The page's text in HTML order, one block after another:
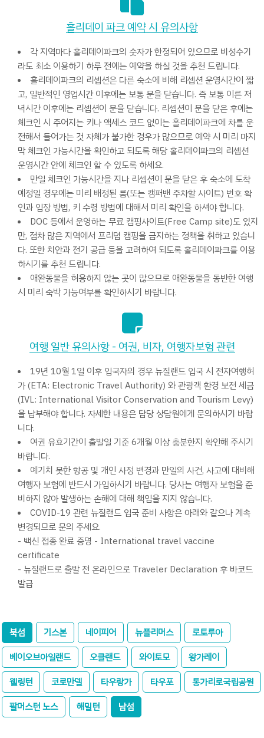
홀리데이 파크 예약 시 유의사항
각 지역마다 홀리데이파크의 숫자가 한정되어 있으므로 비성수기
라도 최소 이용하기 하루 전에는 예약을 하실 것을 추천 드립니다.
홀리데이파크의 리셉션은 다른 숙소에 비해 리셉션 운영시간이 짧
고, 일반적인 영업시간 이후에는 보통 문을 닫습니다. 즉 보통 이른 저
녁시간 이후에는 리셉션이 문을 닫습니다. 리셉션이 문을 닫은 후에는
체크인 시 주어지는 키나 액세스 코드 없이는 홀리데이파크에 차를 운
전해서 들어가는 것 자체가 불가한 경우가 많으므로 예약 시 미리 마지
막 체크인 가능시간을 확인하고 되도록 해당 홀리데이파크의 리셉션
운영시간 안에 체크인 할 수 있도록 하세요.
만일 체크인 가능시간을 지나 리셉션이 문을 닫은 후 숙소에 도착
예정일 경우에는 미리 배정된 룸(또는 캠퍼밴 주차할 사이트) 번호 확
인과 입장 방법, 키 수령 방법에 대해서 미리 확인을 하셔야 합니다.
DOC 등에서 운영하는 무료 캠핑사이트(Free Camp site)도 있지
만, 점차 많은 지역에서 프리덤 캠핑을 금지하는 정책을 취하고 있습니
다. 또한 치안과 전기 공급 등을 고려하여 되도록 홀리데이파크를 이용
하시기를 추천 드립니다.
애완동물을 허용하지 않는 곳이 많으므로 애완동물을 동반한 여행
시 미리 숙박 가능여부를 확인하시기 바랍니다.
여행 일반 유의사항 - 여권, 비자, 여행자보험 관련
19년 10월 1일 이후 입국자의 경우 뉴질랜드 입국 시 전자여행허
가 (ETA: Electronic Travel Authority) 와 관광객 환경 보전 세금
(IVL: International Visitor Conservation and Tourism Levy)
을 납부해야 합니다. 자세한 내용은 담당 상담원에게 문의하시기 바랍
니다.
여권 유효기간이 출발일 기준 6개월 이상 충분한지 확인해 주시기
바랍니다.
예기치 못한 항공 및 개인 사정 변경과 만일의 사건, 사고에 대비해
여행자 보험에 반드시 가입하시기 바랍니다. 당사는 여행자 보험을 준
비하지 않아 발생하는 손해에 대해 책임을 지지 않습니다.
COVID-19 관련 뉴질랜드 입국 준비 사항은 아래와 같으나 계속
변경되므로 문의 주세요.
- 백신 접종 완료 증명 - International travel vaccine
certificate
- 뉴질랜드로 출발 전 온라인으로 Traveler Declaration 후 바코드
발급
북섬 기스본 네이피어 뉴플리머스
로토루아
베이오브아일랜드
오클랜드 와이토모
왕가레이
웰링턴
코로만델 타우랑가 타우포
통가리로국립공원
팔머스턴 노스
해밀턴 남섬